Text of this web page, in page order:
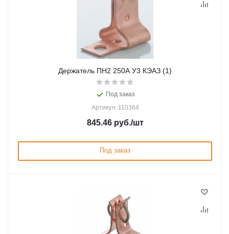
Держатель ПН2 250А У3 КЭАЗ (1)
Под заказ
Артикул: 110364
845.46руб./шт
Под заказ